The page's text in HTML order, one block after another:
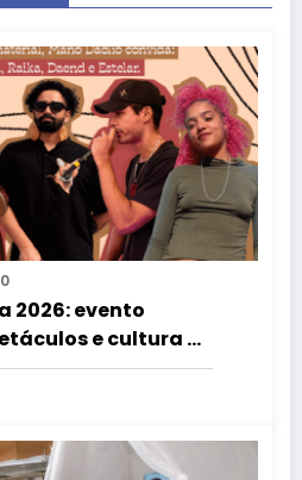
0
2026: evento
e cultura às